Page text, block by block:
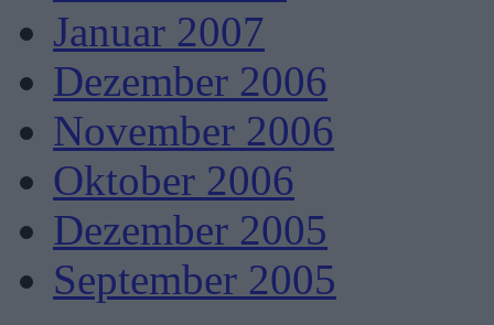
Januar 2007
Dezember 2006
November 2006
Oktober 2006
Dezember 2005
September 2005